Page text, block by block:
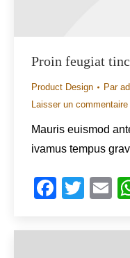
Proin feugiat
Product Design Par
Laisser un commentaire
Mauris euismod
ivamus tempus